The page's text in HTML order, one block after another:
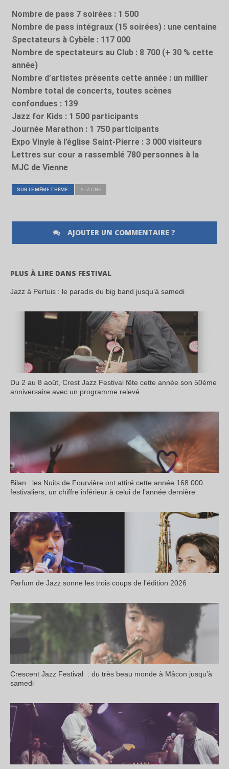
Nombre de pass 7 soirées : 1 500
Nombre de pass intégraux (15 soirées) : une centaine
Spectateurs à Cybèle : 117 000
Nombre de spectateurs au Club : 8 700 (+ 30 % cette
année)
Nombre d’artistes présents cette année : un millier
Nombre total de concerts, toutes scènes
confondues : 139
Jazz for Kids : 1 500 participants
Journée Marathon : 1 750 participants
Expo Vinyle à l’église Saint-Pierre : 3 000 visiteurs
Lettres sur cour a rassemblé 780 personnes à la
MJC de Vienne
SUR LE MÊME THÈME: A LA UNE
AJOUTER UN COMMENTAIRE ?
PLUS À LIRE DANS FESTIVAL
Jazz à Pertuis : le paradis du big band jusqu’à samedi
Du 2 au 8 août, Crest Jazz Festival fête cette année son 50ème
anniversaire avec un programme relevé
Bilan : les Nuits de Fourvière ont attiré cette année 168 000
festivaliers, un chiffre inférieur à celui de l’année dernière
Parfum de Jazz sonne les trois coups de l’édition 2026
Crescent Jazz Festival : du très beau monde à Mâcon jusqu’à
samedi